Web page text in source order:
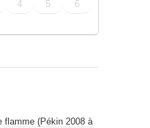
4 5 6
flamme (Pékin 2008 à